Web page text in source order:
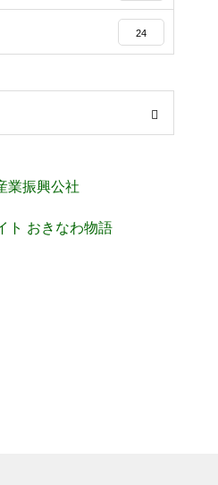
24
業振興公社
ト おきなわ物語